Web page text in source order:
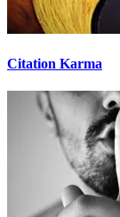
Citation Karma